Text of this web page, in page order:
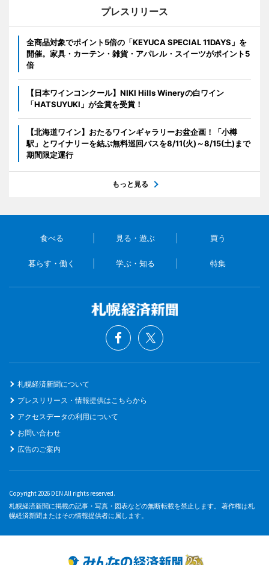
プレスリリース
全商品対象でポイント5倍の「KEYUCA SPECIAL 11DAYS」を
開催。家具・カーテン・雑貨・アパレル・スイーツがポイント5
倍
【日本ワインコンクール】NIKI Hills Wineryの白ワイン
「HATSUYUKI」が金賞を受賞！
【北海道ワイン】おたるワインギャラリーお盆企画！「小樽
駅」とワイナリーを結ぶ無料巡回バスを8/11(火)～8/15(土)まで
期間限定運行
もっと見る
食べる 見る・遊ぶ 買う
暮らす・働く 学ぶ・知る 特集
札幌経済新聞について
プレスリリース・情報提供はこちらから
アクセスデータの利用について
お問い合わせ
広告のご案内
Copyright 2026 DEN All rights reserved.
札幌経済新聞に掲載の記事・写真・図表などの無断転載を禁止します。 著作権は札
幌経済新聞またはその情報提供者に属します。